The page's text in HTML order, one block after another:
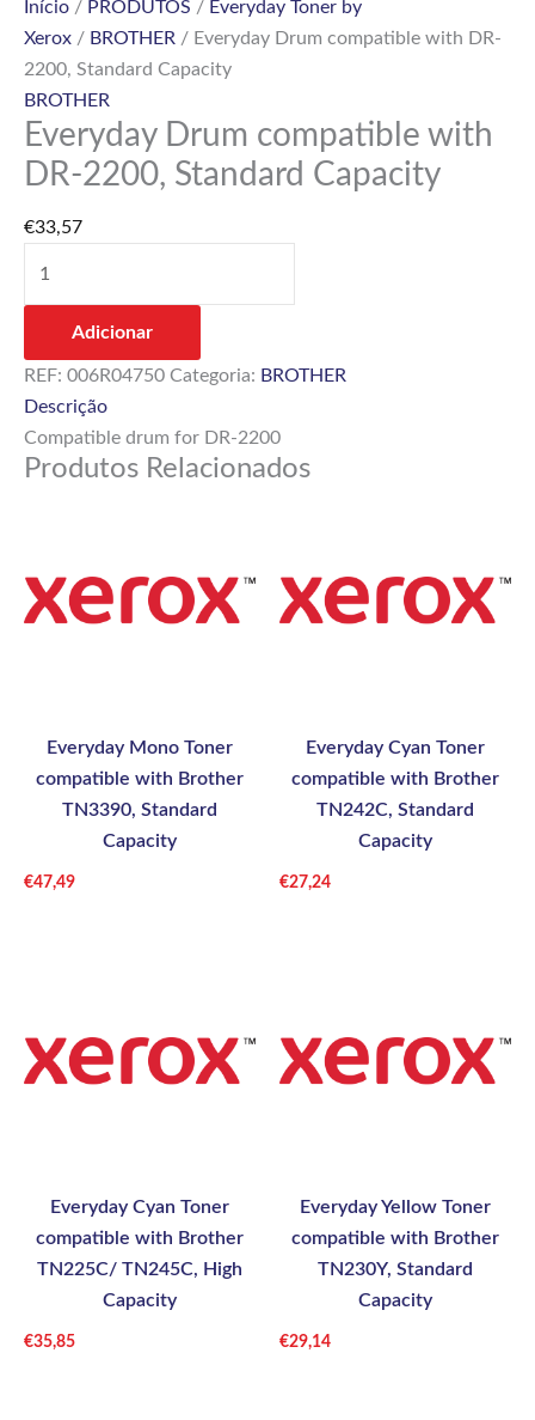
Início / PRODUTOS / Everyday Toner by
Xerox / BROTHER / Everyday Drum compatible with DR-
2200, Standard Capacity
BROTHER
Everyday Drum compatible with
DR-2200, Standard Capacity
€33,57
Adicionar
REF: 006R04750 Categoria: BROTHER
Descrição
Compatible drum for DR-2200
Produtos Relacionados
Everyday Mono Toner
compatible with Brother
TN3390, Standard
Capacity
€47,49
Everyday Cyan Toner
compatible with Brother
TN242C, Standard
Capacity
€27,24
Everyday Cyan Toner
compatible with Brother
TN225C/ TN245C, High
Capacity
€35,85
Everyday Yellow Toner
compatible with Brother
TN230Y, Standard
Capacity
€29,14